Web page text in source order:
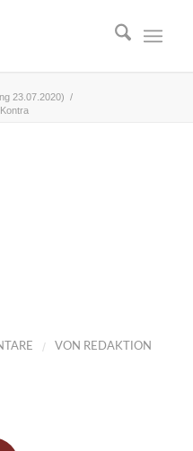
23.07.2020) /
/ VON REDAKTION